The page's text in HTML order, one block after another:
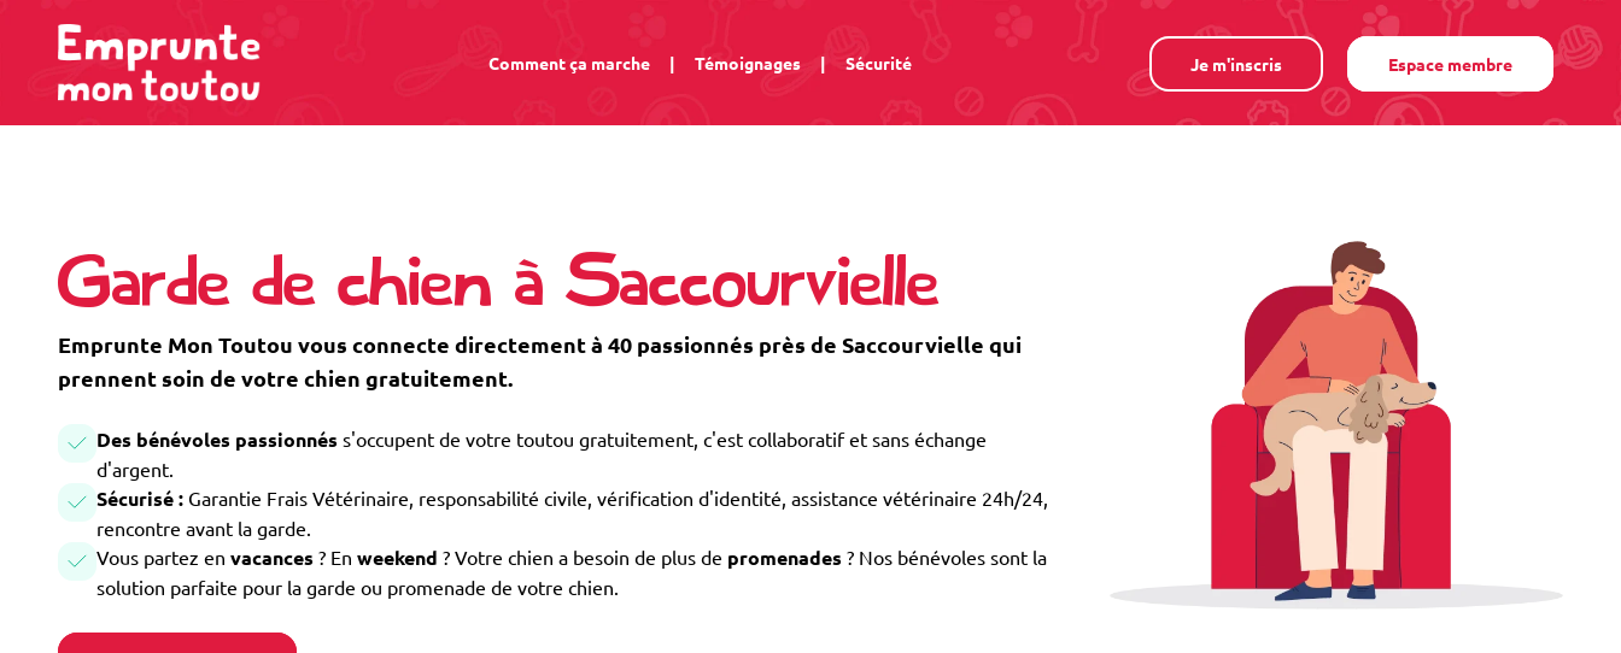
Comment ça marche | Témoignages | Sécurité Je m'inscris Espace membre
Garde de chien à Saccourvielle
Emprunte Mon Toutou vous connecte directement à 40 passionnés près de Saccourvielle qui
prennent soin de votre chien gratuitement.
Des bénévoles passionnés s'occupent de votre toutou gratuitement, c'est collaboratif et sans échange
d'argent.
Sécurisé : Garantie Frais Vétérinaire, responsabilité civile, vérification d'identité, assistance vétérinaire 24h/24,
rencontre avant la garde.
Vous partez en vacances ? En weekend ? Votre chien a besoin de plus de promenades ? Nos bénévoles sont la
solution parfaite pour la garde ou promenade de votre chien.